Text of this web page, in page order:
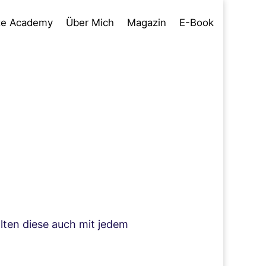
Academy Über Mich Magazin E-Book
diese auch mit jedem